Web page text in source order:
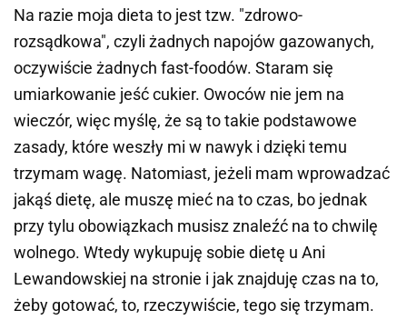
Na razie moja dieta to jest tzw. "zdrowo-
rozsądkowa", czyli żadnych napojów gazowanych,
oczywiście żadnych fast-foodów. Staram się
umiarkowanie jeść cukier. Owoców nie jem na
wieczór, więc myślę, że są to takie podstawowe
zasady, które weszły mi w nawyk i dzięki temu
trzymam wagę. Natomiast, jeżeli mam wprowadzać
jakąś dietę, ale muszę mieć na to czas, bo jednak
przy tylu obowiązkach musisz znaleźć na to chwilę
wolnego. Wtedy wykupuję sobie dietę u Ani
Lewandowskiej na stronie i jak znajduję czas na to,
żeby gotować, to, rzeczywiście, tego się trzymam.